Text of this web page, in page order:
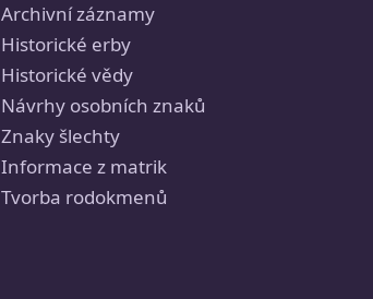
Archivní záznamy
Historické erby
Historické vědy
Návrhy osobních znaků
Znaky šlechty
Informace z matrik
Tvorba rodokmenů